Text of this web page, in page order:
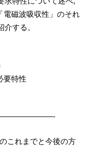
電磁波吸収性」のそれ
する。
要特性
これまでと今後の方